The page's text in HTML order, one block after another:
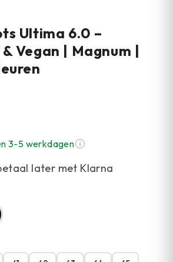
Ultima 6.0 –
Vegan | Magnum |
3-5 werkdagen
later met Klarna